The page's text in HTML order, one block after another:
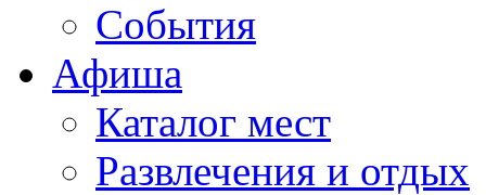
События
Афиша
Каталог мест
Развлечения и отдых